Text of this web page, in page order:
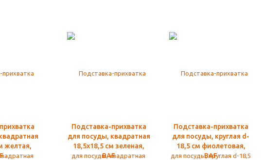
желтая,
Подставка-прихватка
для посуды, квадратная
18,5х18,5 см зеленая,
BAF
Подставка-прихватка
для посуды, круглая d-
18,5 см фиолетовая,
BAF